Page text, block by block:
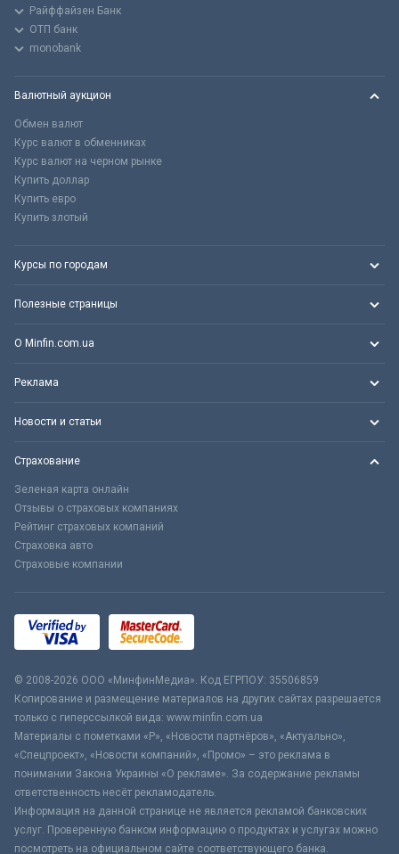
Райффайзен Банк
ОТП банк
monobank
Валютный аукцион
Обмен валют
Курс валют в обменниках
Курс валют на черном рынке
Купить доллар
Купить евро
Купить злотый
Курсы по городам
Полезные страницы
О Minfin.com.ua
Реклама
Новости и статьи
Страхование
Зеленая карта онлайн
Отзывы о страховых компаниях
Рейтинг страховых компаний
Страховка авто
Страховые компании
© 2008-2026 ООО «МинфинМедиа». Код ЕГРПОУ: 35506859
Копирование и размещение материалов на других сайтах разрешается
только с гиперссылкой вида: www.minfin.com.ua
Материалы с пометками «Р», «Новости партнёров», «Актуально»,
«Спецпроект», «Новости компаний», «Промо» – это реклама в
понимании Закона Украины «О рекламе». За содержание рекламы
ответственность несёт рекламодатель.
Информация на данной странице не является рекламой банковских
услуг. Проверенную банком информацию о продуктах и услугах можно
посмотреть на официальном сайте соответствующего банка.